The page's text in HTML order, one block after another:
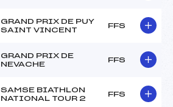
GRAND PRIX DE PUY
SAINT VINCENT
FFS
GRAND PRIX DE
NEVACHE
FFS
SAMSE BIATHLON
NATIONAL TOUR 2
FFS